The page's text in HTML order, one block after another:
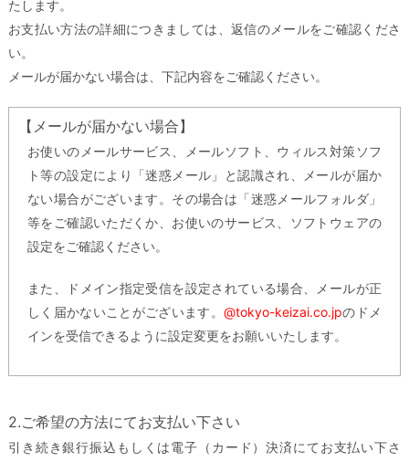
たします。
お支払い方法の詳細につきましては、返信のメールをご確認くださ
い。
メールが届かない場合は、下記内容をご確認ください。
【メールが届かない場合】
お使いのメールサービス、メールソフト、ウィルス対策ソフ
ト等の設定により「迷惑メール」と認識され、メールが届か
ない場合がございます。その場合は「迷惑メールフォルダ」
等をご確認いただくか、お使いのサービス、ソフトウェアの
設定をご確認ください。
また、ドメイン指定受信を設定されている場合、メールが正
しく届かないことがございます。@tokyo-keizai.co.jpのドメ
インを受信できるように設定変更をお願いいたします。
2.ご希望の方法にてお支払い下さい
引き続き銀行振込もしくは電子（カード）決済にてお支払い下さ